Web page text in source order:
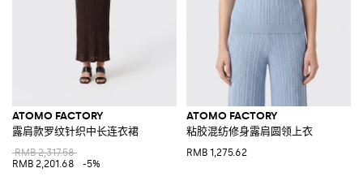
ATOMO FACTORY
露肩款罗纹针织中长连衣裙
RMB 2,317.58
RMB 2,201.68
-5%
ATOMO FACTORY
粘胶混纺修身露肩圆领上衣
RMB 1,275.62